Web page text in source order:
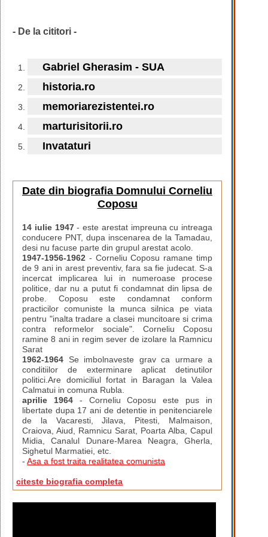
- De la cititori -
Gabriel Gherasim - SUA
historia.ro
memoriarezistentei.ro
marturisitorii.ro
Invataturi
Date din biografia Domnului Corneliu
Coposu
14 iulie 1947- este arestat impreuna cu intreaga
conducere PNT, dupa inscenarea de la Tamadau,
desi nu facuse parte din grupul arestat acolo.
1947-1956-1962 - Corneliu Coposu ramane timp
de 9 ani in arest preventiv, fara sa fie judecat. S-a
incercat implicarea lui in numeroase procese
politice, dar nu a putut fi condamnat din lipsa de
probe. Coposu este condamnat conform
practicilor comuniste la munca silnica pe viata
pentru "inalta tradare a clasei muncitoare si crima
contra reformelor sociale". Corneliu Coposu
ramine 8 ani in regim sever de izolare la Ramnicu
Sarat
1962-1964 Se imbolnaveste grav ca urmare a
conditiilor de exterminare aplicat detinutilor
politici.Are domiciliul fortat in Baragan la Valea
Calmatui in comuna Rubla.
aprilie 1964- Corneliu Coposu este pus in
libertate dupa 17 ani de detentie in penitenciarele
de la Vacaresti, Jilava, Pitesti, Malmaison,
Craiova, Aiud, Ramnicu Sarat, Poarta Alba, Capul
Midia, Canalul Dunare-Marea Neagra, Gherla,
Sighetul Marmatiei, etc.
- Asa a fost traita realitatea comunista
citeste biografia completa